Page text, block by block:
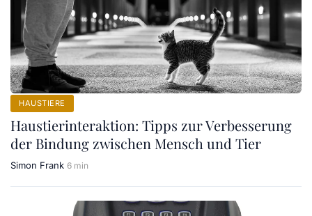
HAUSTIERE
Haustierinteraktion: Tipps zur Verbesserung
der Bindung zwischen Mensch und Tier
Simon Frank 6 min